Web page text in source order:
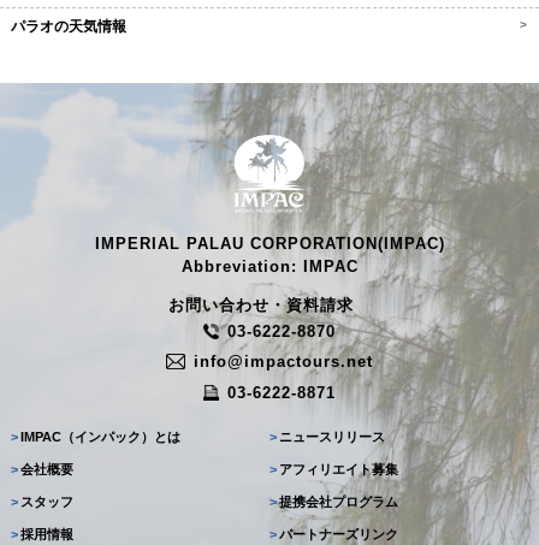
パラオの天気情報 >
IMPERIAL PALAU CORPORATION(IMPAC)
Abbreviation: IMPAC
お問い合わせ・資料請求
03-6222-8870
info@impactours.net
03-6222-8871
> IMPAC（インパック）とは
>会社概要
> スタッフ
>採用情報
> ニュースリリース
> アフィリエイト募集
>提携会社プログラム
>パートナーズリンク